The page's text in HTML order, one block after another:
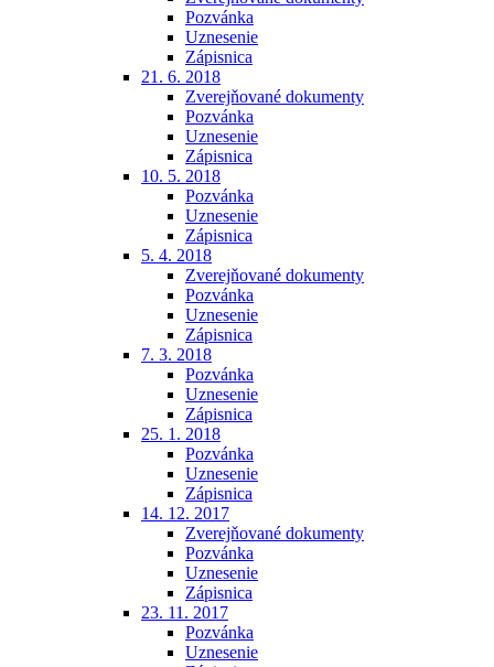
Pozvánka
Uznesenie
Zápisnica
21. 6. 2018
Zverejňované dokumenty
Pozvánka
Uznesenie
Zápisnica
10. 5. 2018
Pozvánka
Uznesenie
Zápisnica
5. 4. 2018
Zverejňované dokumenty
Pozvánka
Uznesenie
Zápisnica
7. 3. 2018
Pozvánka
Uznesenie
Zápisnica
25. 1. 2018
Pozvánka
Uznesenie
Zápisnica
14. 12. 2017
Zverejňované dokumenty
Pozvánka
Uznesenie
Zápisnica
23. 11. 2017
Pozvánka
Uznesenie